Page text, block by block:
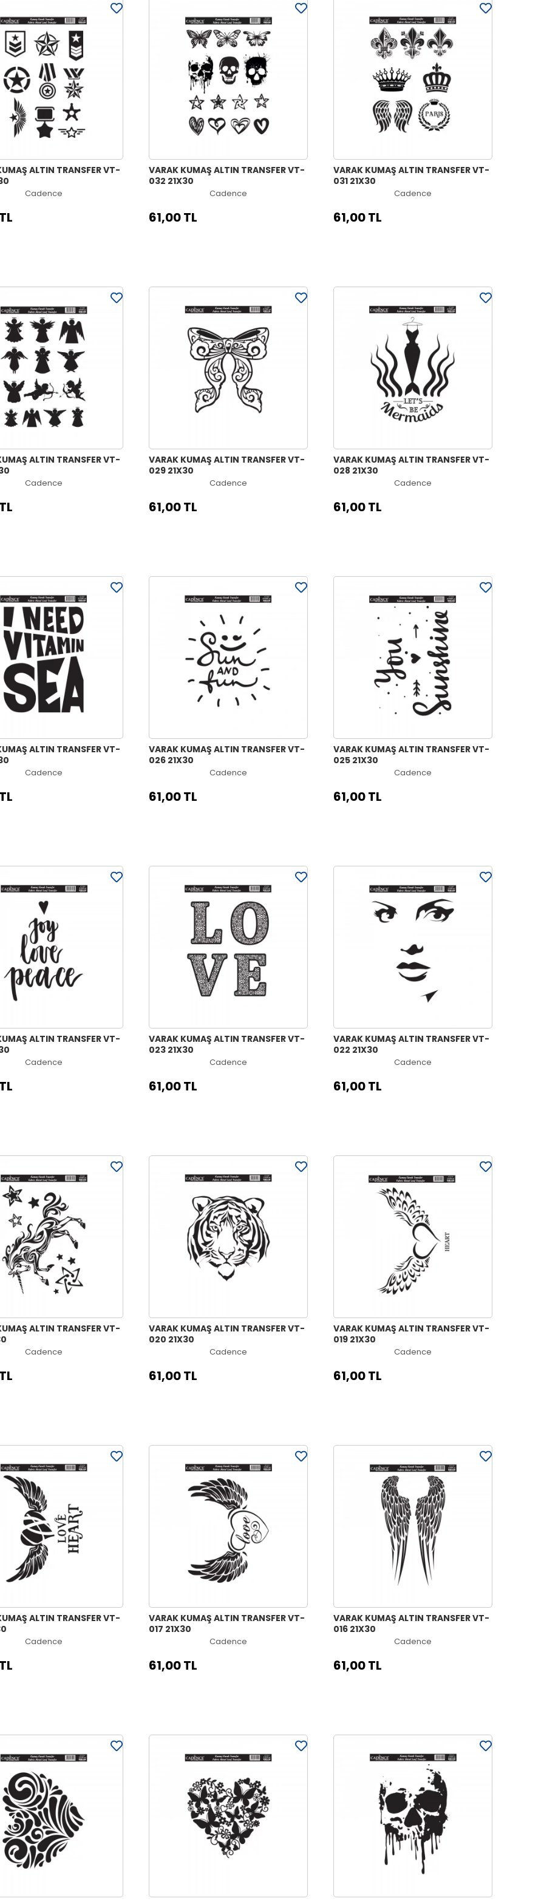
ALTIN TRANSFER VT-
Cadence
VARAK KUMAŞ ALTIN TRANSFER VT-
032 21X30
Cadence
61,00 TL
VARAK KUMAŞ ALTIN TRANSFER VT-
031 21X30
Cadence
61,00 TL
ALTIN TRANSFER VT-
Cadence
VARAK KUMAŞ ALTIN TRANSFER VT-
029 21X30
Cadence
61,00 TL
VARAK KUMAŞ ALTIN TRANSFER VT-
028 21X30
Cadence
61,00 TL
ALTIN TRANSFER VT-
Cadence
VARAK KUMAŞ ALTIN TRANSFER VT-
026 21X30
Cadence
61,00 TL
VARAK KUMAŞ ALTIN TRANSFER VT-
025 21X30
Cadence
61,00 TL
ALTIN TRANSFER VT-
Cadence
VARAK KUMAŞ ALTIN TRANSFER VT-
023 21X30
Cadence
61,00 TL
VARAK KUMAŞ ALTIN TRANSFER VT-
022 21X30
Cadence
61,00 TL
ALTIN TRANSFER VT-
Cadence
VARAK KUMAŞ ALTIN TRANSFER VT-
020 21X30
Cadence
61,00 TL
VARAK KUMAŞ ALTIN TRANSFER VT-
019 21X30
Cadence
61,00 TL
ALTIN TRANSFER VT-
Cadence
VARAK KUMAŞ ALTIN TRANSFER VT-
017 21X30
Cadence
61,00 TL
VARAK KUMAŞ ALTIN TRANSFER VT-
016 21X30
Cadence
61,00 TL